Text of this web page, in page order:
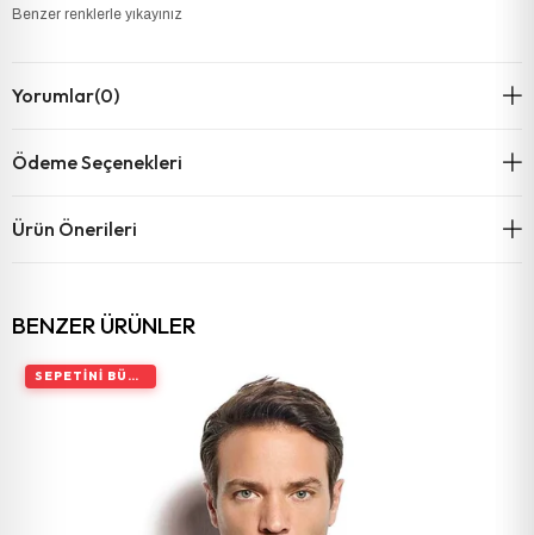
Benzer renklerle yıkayınız
Yorumlar(0)
Ödeme Seçenekleri
Ürün Önerileri
BENZER ÜRÜNLER
SEPETINI BÜYÜT, İNDIRIMI ARTIR